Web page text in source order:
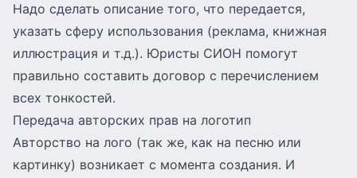
Надо сделать описание того, что передается,
указать сферу использования (реклама, книжная
иллюстрация и т.д.). Юристы СИОН помогут
правильно составить договор с перечислением
всех тонкостей.
Передача авторских прав на логотип
Авторство на лого (так же, как на песню или
картинку) возникает с момента создания. И